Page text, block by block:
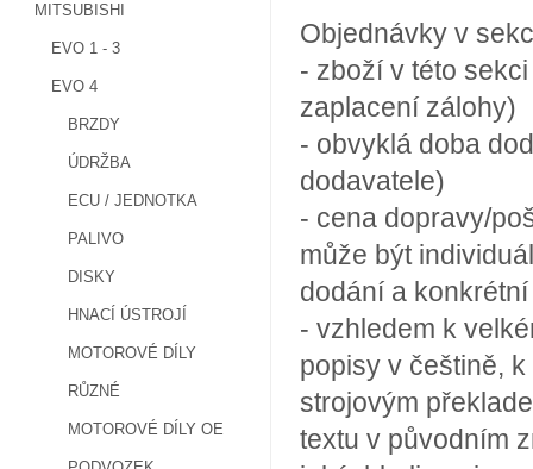
MITSUBISHI
EVO 1 - 3
EVO 4
BRZDY
ÚDRŽBA
ECU / JEDNOTKA
PALIVO
DISKY
HNACÍ ÚSTROJÍ
MOTOROVÉ DÍLY
RŮZNÉ
MOTOROVÉ DÍLY OE
Objednávky v
- zboží v této
zaplacení zálohy)
- obvyklá doba
dodavatele)
- cena dopravy/
může být
dodání a
- vzhledem k
popisy v češtině,
strojovým
textu v původním